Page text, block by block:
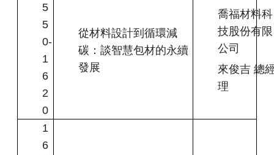
5
5
0-
1
6
2
0
從材料設計到循環減
碳：談智慧包材的永續
發展
喬福材料科
技股份有限
公司
來俊吉 總
理
1
6